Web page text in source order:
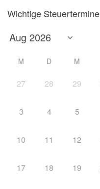
Wichtige Steuertermine
M D M
27 28 29
3 4 5
10 11 12
17 18 19